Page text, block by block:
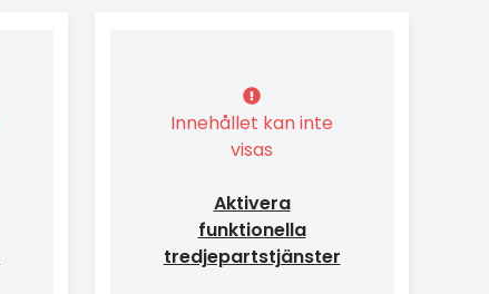
Innehållet kan inte
visas
Aktivera
funktionella
tredjepartstjänster